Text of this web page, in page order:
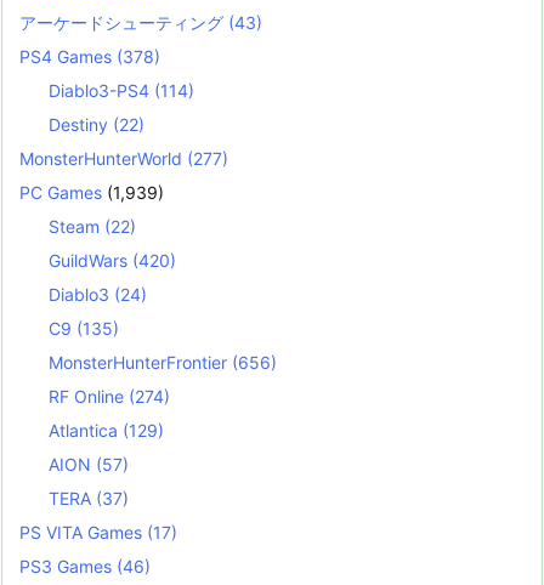
アーケードシューティング (43)
PS4 Games (378)
Diablo3-PS4 (114)
Destiny (22)
MonsterHunterWorld (277)
PC Games (1,939)
Steam (22)
GuildWars (420)
Diablo3 (24)
C9 (135)
MonsterHunterFrontier (656)
RF Online (274)
Atlantica (129)
AION (57)
TERA (37)
PS VITA Games (17)
PS3 Games (46)